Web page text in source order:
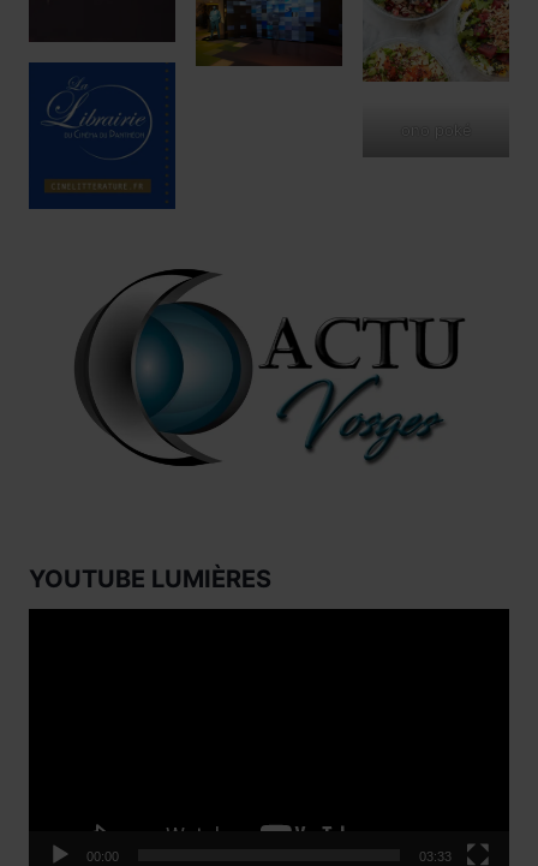
ono poké
YOUTUBE LUMIÈRES
00:00 03:33